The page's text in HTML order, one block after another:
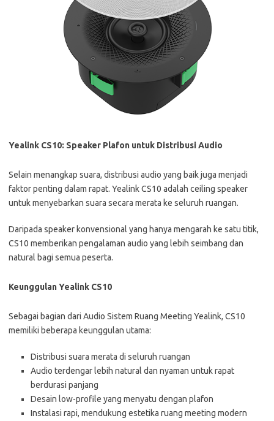
Yealink CS10: Speaker Plafon untuk Distribusi Audio
Selain menangkap suara, distribusi audio yang baik juga menjadi
faktor penting dalam rapat. Yealink CS10 adalah ceiling speaker
untuk menyebarkan suara secara merata ke seluruh ruangan.
Daripada speaker konvensional yang hanya mengarah ke satu titik,
CS10 memberikan pengalaman audio yang lebih seimbang dan
natural bagi semua peserta.
Keunggulan Yealink CS10
Sebagai bagian dari Audio Sistem Ruang Meeting Yealink, CS10
memiliki beberapa keunggulan utama:
Distribusi suara merata di seluruh ruangan
Audio terdengar lebih natural dan nyaman untuk rapat
berdurasi panjang
Desain low-profile yang menyatu dengan plafon
Instalasi rapi, mendukung estetika ruang meeting modern